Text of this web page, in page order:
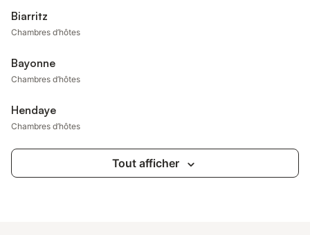
Biarritz
Chambres d’hôtes
Bayonne
Chambres d’hôtes
Hendaye
Chambres d’hôtes
Tout afficher